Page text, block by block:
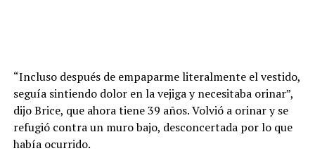
“Incluso después de empaparme literalmente el vestido,
seguía sintiendo dolor en la vejiga y necesitaba orinar”,
dijo Brice, que ahora tiene 39 años. Volvió a orinar y se
refugió contra un muro bajo, desconcertada por lo que
había ocurrido.